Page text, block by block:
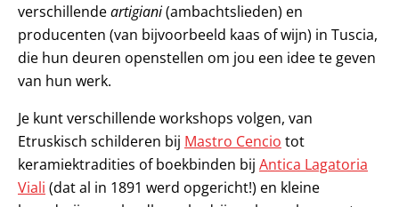
verschillendeartigiani(ambachtslieden) en
producenten (van bijvoorbeeld kaas of wijn) in Tuscia,
die hun deuren openstellen om jou een idee te geven
van hun werk.
Je kunt verschillende workshops volgen, van
Etruskisch schilderen bij Mastro Cencio tot
keramiektradities of boekbinden bij Antica Lagatoria
Viali (dat al in 1891 werd opgericht!) en kleine